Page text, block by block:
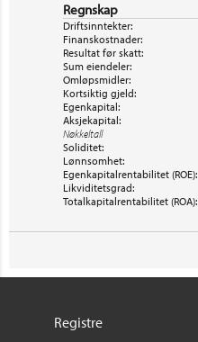
Regnskap
Driftsinntekter:
Finanskostnader:
Resultat før skatt:
Sum eiendeler:
Omløpsmidler:
Kortsiktig gjeld:
Egenkapital:
Aksjekapital:
Nøkkeltall
Soliditet:
Lønnsomhet:
Egenkapitalrentabilitet (ROE):
Likviditetsgrad:
Totalkapitalrentabilitet (ROA):
Registre